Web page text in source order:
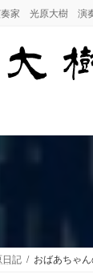
光原大樹 演奏依
日記 おばあちゃ